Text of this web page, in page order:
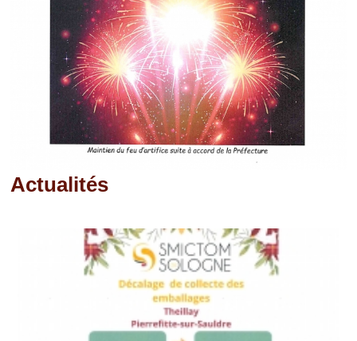
Actualités